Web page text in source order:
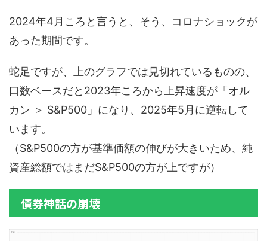
2024年4月ころと言うと、そう、コロナショックが
あった期間です。
蛇足ですが、上のグラフでは見切れているものの、
口数ベースだと2023年ころから上昇速度が「オル
カン ＞ S&P500」になり、2025年5月に逆転して
います。
（S&P500の方が基準価額の伸びが大きいため、純
資産総額ではまだS&P500の方が上ですが）
債券神話の崩壊